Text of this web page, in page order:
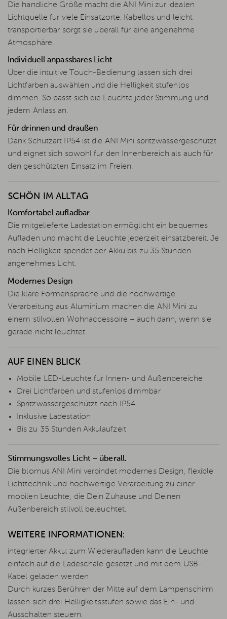
Die handliche Größe macht die ANI Mini zur idealen
Lichtquelle für viele Einsatzorte. Kabellos und leicht
transportierbar sorgt sie überall für eine angenehme
Atmosphäre.
Individuell anpassbares Licht
Über die intuitive Touch-Bedienung lassen sich drei
Lichtfarben auswählen und die Helligkeit stufenlos
dimmen. So passt sich die Leuchte jeder Stimmung und
jedem Anlass an.
Für drinnen und draußen
Dank Schutzart IP54 ist die ANI Mini spritzwassergeschützt
und eignet sich sowohl für den Innenbereich als auch für
den geschützten Einsatz im Freien.
SCHÖN IM ALLTAG
Komfortabel aufladbar
Die mitgelieferte Ladestation ermöglicht ein bequemes
Aufladen und macht die Leuchte jederzeit einsatzbereit. Je
nach Helligkeit spendet der Akku bis zu 35 Stunden
angenehmes Licht.
Modernes Design
Die klare Formensprache und die hochwertige
Verarbeitung aus Aluminium machen die ANI Mini zu
einem stilvollen Wohnaccessoire – auch dann, wenn sie
gerade nicht leuchtet.
AUF EINEN BLICK
Mobile LED-Leuchte für Innen- und Außenbereiche
Drei Lichtfarben und stufenlos dimmbar
Spritzwassergeschützt nach IP54
Inklusive Ladestation
Bis zu 35 Stunden Akkulaufzeit
Stimmungsvolles Licht – überall.
Die blomus ANI Mini verbindet modernes Design, flexible
Lichttechnik und hochwertige Verarbeitung zu einer
mobilen Leuchte, die Dein Zuhause und Deinen
Außenbereich stilvoll beleuchtet.
WEITERE INFORMATIONEN:
integrierter Akku: zum Wiederaufladen kann die Leuchte
einfach auf die Ladeschale gesetzt und mit dem USB-
Kabel geladen werden
Durch kurzes Berühren der Mitte auf dem Lampenschirm
lassen sich drei Helligkeitsstufen sowie das Ein- und
Ausschalten steuern.